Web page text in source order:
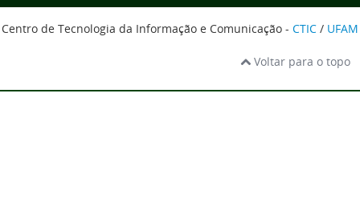
Centro de Tecnologia da Informação e Comunicação - CTIC / UFAM
Voltar para o topo